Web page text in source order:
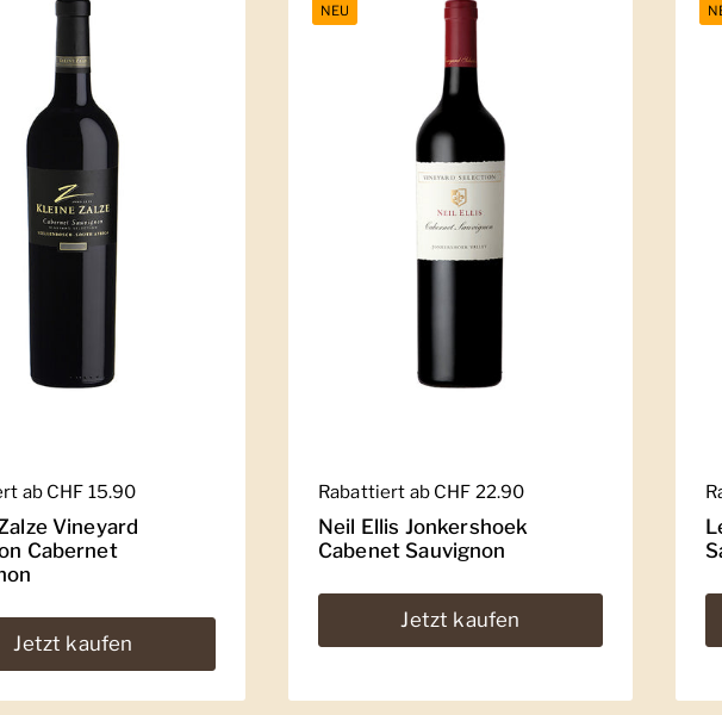
Preis
ab CHF 15.90
Vineyard
Cabernet
Jetzt kaufen
Regulärer Preis
Rabattiert ab CHF 22.90
Neil Ellis Jonkershoek
Cabenet Sauvignon
Jetzt kaufen
NEU